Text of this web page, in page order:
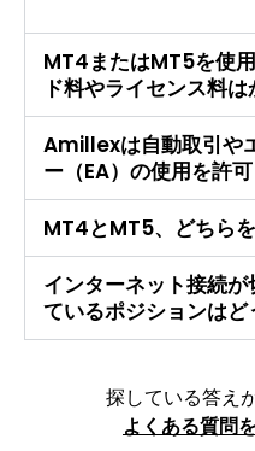
MT4またはMT5を使
ド料やライセンス料
Amillexは自動取引や
ー（EA）の使用を許
MT4とMT5、どちら
インターネット接続
ているポジションはど
探している答え
よくある質問